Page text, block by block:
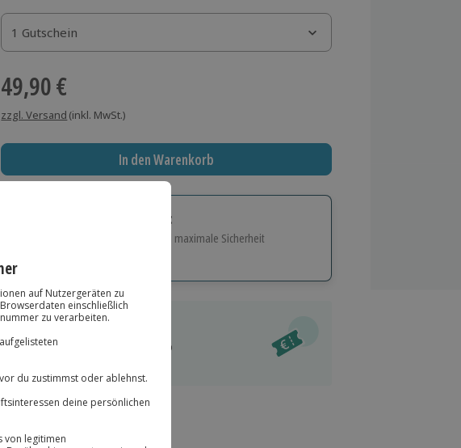
1 Gutschein
1 Gutschein
1 Gutschein
49,90 €
zzgl. Versand (inkl. MwSt.)
In den Warenkorb
Immer das richtige Geschenk:
Große Auswahl, volle Flexibilität und maximale Sicherheit
Über 9.000 Erlebnisse.
Volle Flexibilität
Maximale Sicherheit
-15%* Club Deal verfügbar
Direktabzug im Warenkorb